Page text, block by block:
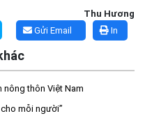
Thu Hương
In
Gửi Email
nông thôn Việt Nam
mỗi người”
sĩ đối với các mộ chưa